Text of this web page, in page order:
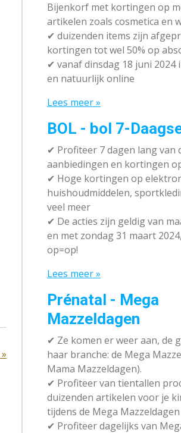
»
Bijenkorf met kortingen op
artikelen zoals cosmetica en
✔ duizenden items zijn
kortingen tot wel 50% op
✔ vanaf dinsdag 18 juni
en natuurlijk online
Lees meer »
BOL - bol 7-
✔ Profiteer 7 dagen lang van
aanbiedingen en kortingen
✔ Hoge kortingen op
huishoudmiddelen,
veel meer
✔ De acties zijn geldig van
en met zondag 31 maart
op=op!
Lees meer »
Prénatal - Mega
Mazzeldagen
✔ Ze komen er weer aan, de
haar branche: de Mega
Mama Mazzeldagen).
✔ Profiteer van tientallen
duizenden artikelen voor je
tijdens de Mega
✔ Profiteer dagelijks van